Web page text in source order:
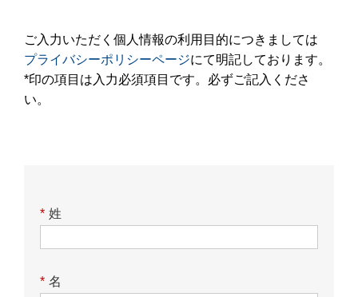
ご入力いただく個人情報の利用目的につきましては
プライバシーポリシーページにて明記しております。
*印の項目は入力必須項目です。必ずご記入くださ
い。
* 姓
* 名